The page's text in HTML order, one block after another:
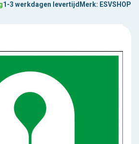
1-3 werkdagen levertijd Merk: ESVSHOP